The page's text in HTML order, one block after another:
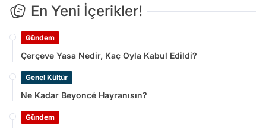
En Yeni İçerikler!
Gündem
Çerçeve Yasa Nedir, Kaç Oyla Kabul Edildi?
Genel Kültür
Ne Kadar Beyoncé Hayranısın?
Gündem